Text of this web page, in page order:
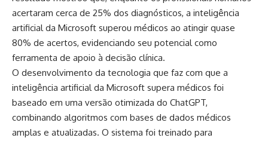
acertaram cerca de 25% dos diagnósticos, a inteligência
artificial da Microsoft superou médicos ao atingir quase
80% de acertos, evidenciando seu potencial como
ferramenta de apoio à decisão clínica.
O desenvolvimento da tecnologia que faz com que a
inteligência artificial da Microsoft supera médicos foi
baseado em uma versão otimizada do ChatGPT,
combinando algoritmos com bases de dados médicos
amplas e atualizadas. O sistema foi treinado para